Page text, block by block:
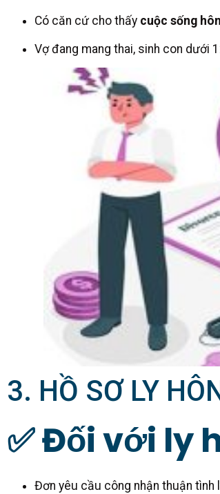
Có căn cứ cho thấy cuộc sống
Vợ đang mang thai, sinh con dưới
3. HỒ SƠ LY
✅ Đối với ly
Đơn yêu cầu công nhận thuận tình